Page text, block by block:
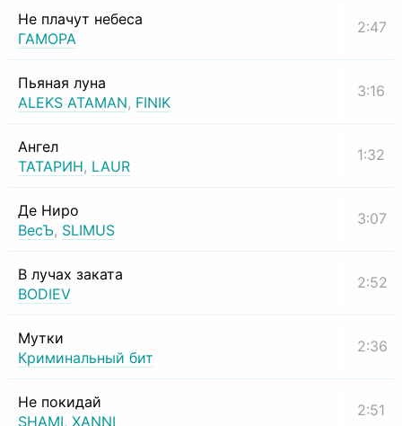
Не плачут небеса
ГАМОРА
2:47
Пьяная луна
ALEKS ATAMAN, FINIK
3:16
Ангел
ТАТАРИН, LAUR
1:32
Де Ниро
ВесЪ, SLIMUS
3:07
В лучах заката
BODIEV
2:52
Мутки
Криминальный бит
2:36
Не покидай
SHAMI, XANNI
2:51